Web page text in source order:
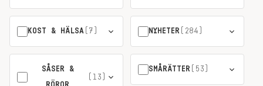
KOST & HÄLSA (7) NYHETER (284)
SÅSER &
(13)
SMÅRÄTTER (53)